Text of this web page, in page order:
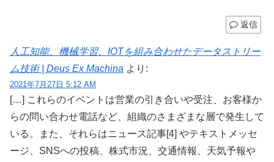
返信
人工知能、機械学習、IOTを組み合わせたデータストリー
ム技術 | Deus Ex Machina より:
2021年7月27日 5:12 AM
[…] これらのイベントは営業の引き合いや受注、お客様か
らの問い合わせ電話など、組織のさまざまな層で発生して
いる。また、それらはニュース記事[4] やテキストメッセ
ージ、SNSへの投稿、株式市況、交通情報、天気予報や